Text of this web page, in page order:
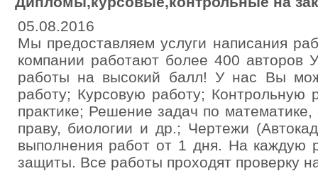
05.08.2016
Мы предоставляем услуги написания
компании работают более 400 авторов
работы на высокий балл! У нас Вы
работу; Курсовую работу; Контрольную
практике; Решение задач по
праву, биологии и др.; Чертежи
выполнения работ от 1 дня. На каждую
защиты. Все работы проходят проверку